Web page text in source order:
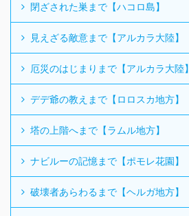
閉ざされた巣まで【ハコロ島】
見えざる敵意まで【アルカラ大陸】
厄災のはじまりまで【アルカラ大陸】
デデ爺の教えまで【ロロスカ地方】
塔の上階へまで【ラムル地方】
ナビルーの記憶まで【ポモレ花園】
破壊者あらわるまで【ヘルガ地方】